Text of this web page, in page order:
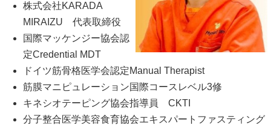
株式会社KARADA
MIRAIZU 代表取締役
国際マッケンジー協会認
定Credential MDT
ドイツ筋骨格医学会認定Manual Therapist
筋膜マニピュレーション国際コースレベル3修
キネシオテーピング協会指導員 CKTI
分子整合医学美容食育協会エキスパートファスティング